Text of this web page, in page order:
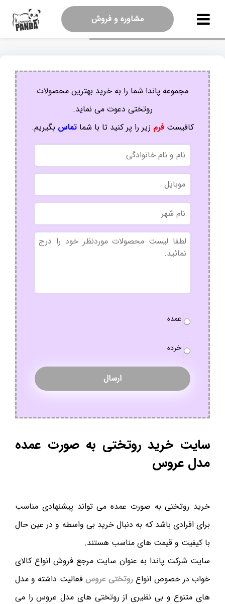
مشاوره و فروش
مجموعه پاندا شما را به خرید بهترین محصولات
روتختی دعوت می نماید.
کافیستفرم زیر را پر کنید تا با شماتماس بگیریم.
نام
و
نام
خانوادگی
موبایل
نام
شهر
بدون
عنوان
سفارش
عمده
خرده
سایت خرید روتختی به صورت عمده
مدل عروس
خرید روتختی به صورت عمده می تواند پیشنهادی مناسب
برای افرادی باشد که به دنبال خرید بی واسطه و در عین حال
با کیفیت و قیمت های مناسب هستند.
سایت شرکت پاندا به عنوان سایت مرجع فروش انواع کالای
خواب در خصوص انواع روتختی عروس فعالیت داشته و مدل
های متنوع و بی نظیری از روتختی های مدل عروس را می